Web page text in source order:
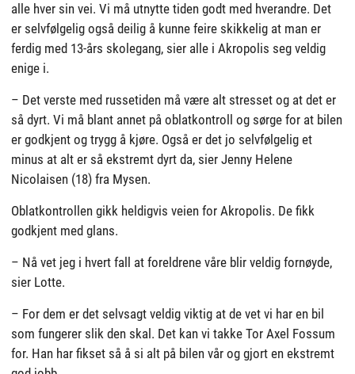
alle hver sin vei. Vi må utnytte tiden godt med hverandre. Det
er selvfølgelig også deilig å kunne feire skikkelig at man er
ferdig med 13-års skolegang, sier alle i Akropolis seg veldig
enige i.
– Det verste med russetiden må være alt stresset og at det er
så dyrt. Vi må blant annet på oblatkontroll og sørge for at bilen
er godkjent og trygg å kjøre. Også er det jo selvfølgelig et
minus at alt er så ekstremt dyrt da, sier Jenny Helene
Nicolaisen (18) fra Mysen.
Oblatkontrollen gikk heldigvis veien for Akropolis. De fikk
godkjent med glans.
– Nå vet jeg i hvert fall at foreldrene våre blir veldig fornøyde,
sier Lotte.
– For dem er det selvsagt veldig viktig at de vet vi har en bil
som fungerer slik den skal. Det kan vi takke Tor Axel Fossum
for. Han har fikset så å si alt på bilen vår og gjort en ekstremt